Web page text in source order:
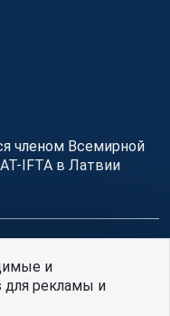
членом Всемирной
IFTA в Латвии
g
условия
и
для рекламы и